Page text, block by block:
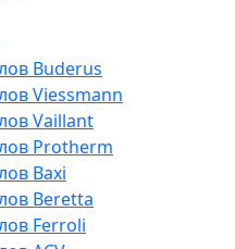
Buderus
Viessmann
Vaillant
Protherm
Baxi
Beretta
Ferroli